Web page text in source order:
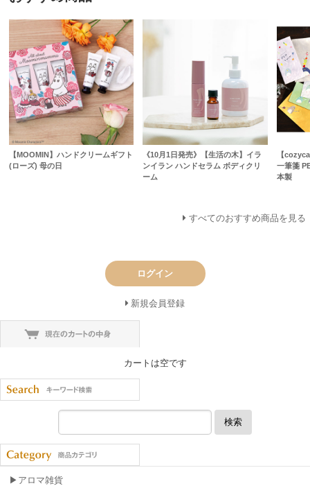
【MOOMIN】ハンドクリームギフト
(ローズ) 母の日
《10月1日発売》【生活の木】イラ
ンイラン ハンドセラム ボディクリ
ーム
【
一筆箋
本製
すべてのおすすめ商品を見る
ログイン
新規会員登録
カートは空です
検索
▶アロマ雑貨